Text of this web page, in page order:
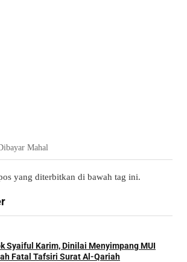
Mahal
yang diterbitkan di bawah tag ini.
Syaiful Karim, Dinilai Menyimpang MUI
Fatal Tafsiri Surat Al-Qariah